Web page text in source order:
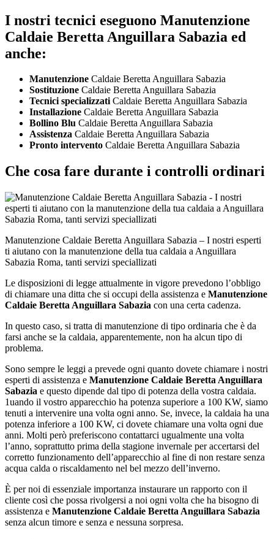
I nostri tecnici eseguono Manutenzione
Caldaie Beretta Anguillara Sabazia ed
anche:
Manutenzione Caldaie Beretta Anguillara Sabazia
Sostituzione Caldaie Beretta Anguillara Sabazia
Tecnici specializzatiCaldaie Beretta Anguillara Sabazia
Installazione Caldaie Beretta Anguillara Sabazia
Bollino Blu Caldaie Beretta Anguillara Sabazia
Assistenza Caldaie Beretta Anguillara Sabazia
Pronto intervento Caldaie Beretta Anguillara Sabazia
Che cosa fare durante i controlli ordinari
Manutenzione Caldaie Beretta Anguillara Sabazia – I nostri esperti
ti aiutano con la manutenzione della tua caldaia a Anguillara
Sabazia Roma, tanti servizi speciallizati
Le disposizioni di legge attualmente in vigore prevedono l’obbligo
di chiamare una ditta che si occupi della assistenza e Manutenzione
Caldaie Beretta Anguillara Sabazia con una certa cadenza.
In questo caso, si tratta di manutenzione di tipo ordinaria che è da
farsi anche se la caldaia, apparentemente, non ha alcun tipo di
problema.
Sono sempre le leggi a prevede ogni quanto dovete chiamare i nostri
esperti di assistenza e Manutenzione Caldaie Beretta Anguillara
Sabazia e questo dipende dal tipo di potenza della vostra caldaia.
1uando il vostro apparecchio ha potenza superiore a 100 KW, siamo
tenuti a intervenire una volta ogni anno. Se, invece, la caldaia ha una
potenza inferiore a 100 KW, ci dovete chiamare una volta ogni due
anni. Molti però preferiscono contattarci ugualmente una volta
l’anno, soprattutto prima della stagione invernale per accertarsi del
corretto funzionamento dell’apparecchio al fine di non restare senza
acqua calda o riscaldamento nel bel mezzo dell’inverno.
È per noi di essenziale importanza instaurare un rapporto con il
cliente così che possa rivolgersi a noi ogni volta che ha bisogno di
assistenza e Manutenzione Caldaie Beretta Anguillara Sabazia
senza alcun timore e senza e nessuna sorpresa.